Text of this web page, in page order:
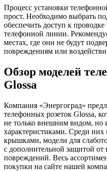
Процесс установки
прост. Необходимо выбрать
обеспечить доступ к
телефонной линии.
местах, где они не будут
повреждениям или
Обзор моделей
Glossa
Компания «Энергоград»
телефонных розеток Glossa,
не только внешним видом, но
характеристиками. Среди
крышками, модели для
с дополнительной защитой
повреждений. Весь
покупки на сайте нашей